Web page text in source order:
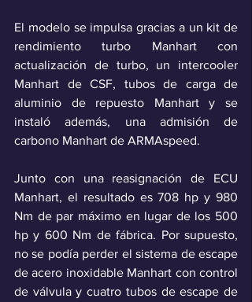
El modelo se impulsa gracias a un kit de
rendimiento turbo Manhart con
actualización de turbo, un intercooler
Manhart de CSF, tubos de carga de
aluminio de repuesto Manhart y se
instaló además, una admisión de
carbono Manhart de ARMAspeed.
Junto con una reasignación de ECU
Manhart, el resultado es 708 hp y 980
Nm de par máximo en lugar de los 500
hp y 600 Nm de fábrica. Por supuesto,
no se podía perder el sistema de escape
de acero inoxidable Manhart con control
de válvula y cuatro tubos de escape de